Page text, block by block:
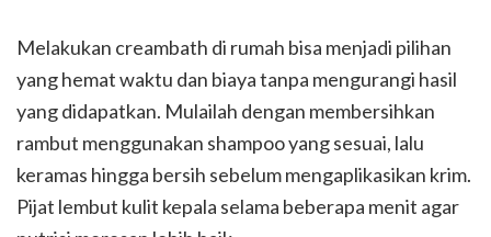
Melakukan creambath di rumah bisa menjadi pilihan
yang hemat waktu dan biaya tanpa mengurangi hasil
yang didapatkan. Mulailah dengan membersihkan
rambut menggunakan shampoo yang sesuai, lalu
keramas hingga bersih sebelum mengaplikasikan krim.
Pijat lembut kulit kepala selama beberapa menit agar